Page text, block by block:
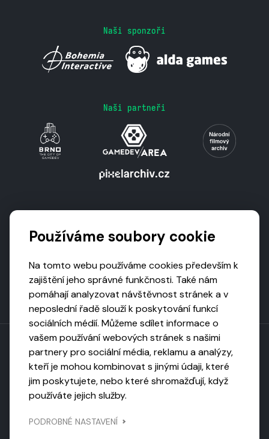
Naši sponzoři
Naši partneři
Toto dílo podléhá licenci CC BY-NC-ND
Uveďte původ, neužívejte komerčně, nezpracovávejte.
Národní knihovnou ČR
Používáme soubory cookie
Na tomto webu používáme cookies především k
zajištění jeho správné funkčnosti. Také nám
pomáhají analyzovat návštěvnost stránek a v
neposlední řadě slouží k poskytování funkcí
sociálních médií. Můžeme sdílet informace o
vašem používání webových stránek s našimi
partnery pro sociální média, reklamu a analýzy,
kteří je mohou kombinovat s jinými údaji, které
jim poskytujete, nebo které shromažďují, když
používáte jejich služby.
PODROBNÉ NASTAVENÍ